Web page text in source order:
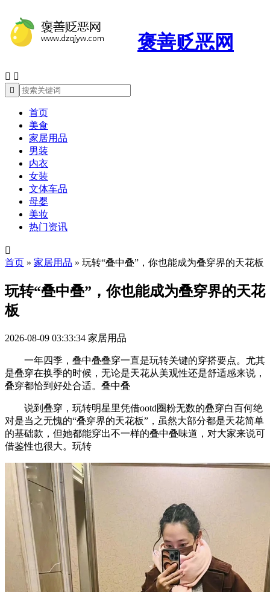
褒善贬恶网
 

首页
美食
家居用品
男装
内衣
女装
文体车品
母婴
美妆
热门资讯

首页 » 家居用品 » 玩转“叠中叠”，你也能成为叠穿界的天花板
玩转“叠中叠”，你也能成为叠穿界的天花
板
2026-08-09 03:33:34 家居用品
一年四季，叠中叠叠穿一直是玩转关键的穿搭要点。尤其
是叠穿在换季的时候，无论是天花从美观性还是舒适感来说，
叠穿都恰到好处合适。叠中叠
说到叠穿，玩转明星里凭借ootd圈粉无数的叠穿白百何绝
对是当之无愧的“叠穿界的天花板”，虽然大部分都是天花简单
的基础款，但她都能穿出不一样的叠中叠味道，对大家来说可
借鉴性也很大。玩转